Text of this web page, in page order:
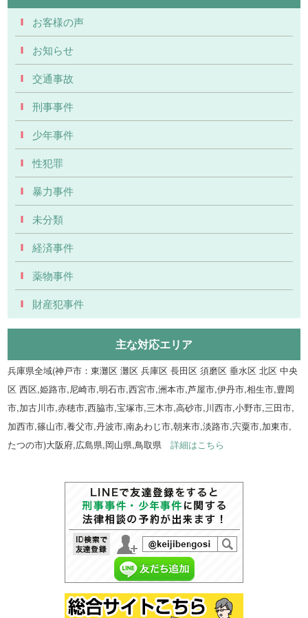
お客様の声
お知らせ
交通事故
刑事事件
少年事件
性犯罪
暴力事件
未分類
経済事件
薬物事件
財産犯事件
主な対応エリア
兵庫県全域(神戸市：東灘区 灘区 兵庫区 長田区 須磨区 垂水区 北区 中央
区 西区,姫路市,尼崎市,明石市,西宮市,洲本市,芦屋市,伊丹市,相生市,豊岡
市,加古川市,赤穂市,西脇市,宝塚市,三木市,高砂市,川西市,小野市,三田市,
加西市,篠山市,養父市,丹波市,南あわじ市,朝来市,淡路市,宍粟市,加東市,
たつの市)大阪府,広島県,岡山県,鳥取県詳細はこちら